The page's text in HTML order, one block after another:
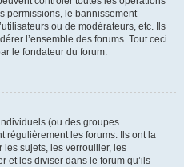
permissions, le bannissement
ou de modérateurs, etc. Ils
l’ensemble des forums. Tout ceci
le fondateur du forum.
(ou des groupes
régulièrement les forums. Ils ont la
sujets, les verrouiller, les
et les diviser dans le forum qu’ils